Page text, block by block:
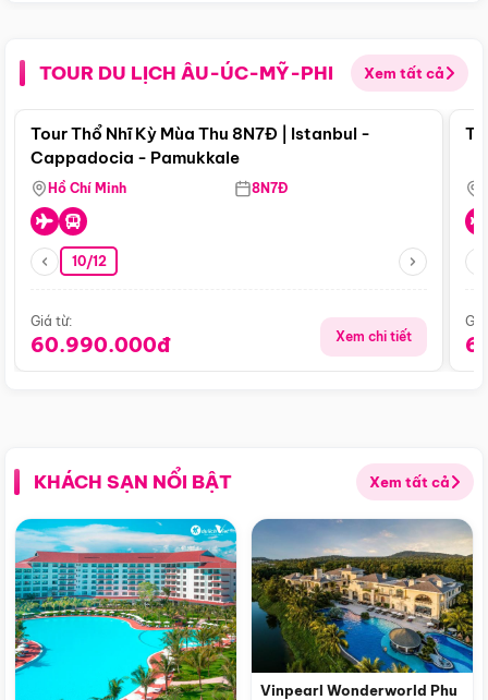
TOUR DU LỊCH ÂU-ÚC-MỸ-PHI Xem tất cả
Điểm nổi bật
Tour Thổ Nhĩ Kỳ Mùa Thu 8N7Đ | Istanbul -
Cappadocia - Pamukkale
Hồ Chí Minh 8N7Đ
10/12
Giá từ:
60.990.000đ Xem chi tiết
KHÁCH SẠN NỔI BẬT Xem tất cả
Vinpearl Wonderworld Phu